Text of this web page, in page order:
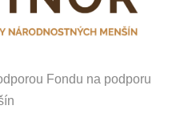
Fondu na podporu